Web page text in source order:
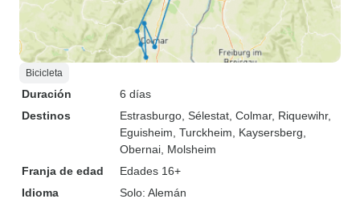
Bicicleta
Duración
6 días
Destinos
Estrasburgo , Sélestat , Colmar, Riquewihr,
Eguisheim , Turckheim , Kaysersberg
Obernai , Molsheim
Franja de edad
Edades 16+
Idioma
Solo: Alemán